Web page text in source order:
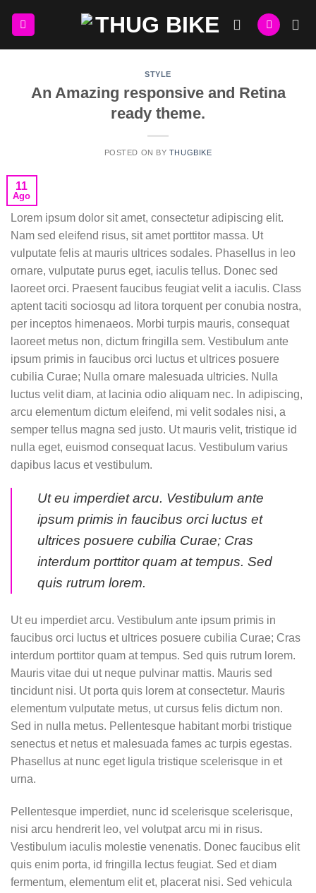
STYLE
An Amazing responsive and Retina
ready theme.
POSTED ON BY THUGBIKE
11
Ago
Lorem ipsum dolor sit amet, consectetur adipiscing elit.
Nam sed eleifend risus, sit amet porttitor massa. Ut
vulputate felis at mauris ultrices sodales. Phasellus in leo
ornare, vulputate purus eget, iaculis tellus. Donec sed
laoreet orci. Praesent faucibus feugiat velit a iaculis. Class
aptent taciti sociosqu ad litora torquent per conubia nostra,
per inceptos himenaeos. Morbi turpis mauris, consequat
laoreet metus non, dictum fringilla sem. Vestibulum ante
ipsum primis in faucibus orci luctus et ultrices posuere
cubilia Curae; Nulla ornare malesuada ultricies. Nulla
luctus velit diam, at lacinia odio aliquam nec. In adipiscing,
arcu elementum dictum eleifend, mi velit sodales nisi, a
semper tellus magna sed justo. Ut mauris velit, tristique id
nulla eget, euismod consequat lacus. Vestibulum varius
dapibus lacus et vestibulum.
Ut eu imperdiet arcu. Vestibulum ante
ipsum primis in faucibus orci luctus et
ultrices posuere cubilia Curae; Cras
interdum porttitor quam at tempus. Sed
quis rutrum lorem.
Ut eu imperdiet arcu. Vestibulum ante ipsum primis in
faucibus orci luctus et ultrices posuere cubilia Curae; Cras
interdum porttitor quam at tempus. Sed quis rutrum lorem.
Mauris vitae dui ut neque pulvinar mattis. Mauris sed
tincidunt nisi. Ut porta quis lorem at consectetur. Mauris
elementum vulputate metus, ut cursus felis dictum non.
Sed in nulla metus. Pellentesque habitant morbi tristique
senectus et netus et malesuada fames ac turpis egestas.
Phasellus at nunc eget ligula tristique scelerisque in et
urna.
Pellentesque imperdiet, nunc id scelerisque scelerisque,
nisi arcu hendrerit leo, vel volutpat arcu mi in risus.
Vestibulum iaculis molestie venenatis. Donec faucibus elit
quis enim porta, id fringilla lectus feugiat. Sed et diam
fermentum, elementum elit et, placerat nisi. Sed vehicula